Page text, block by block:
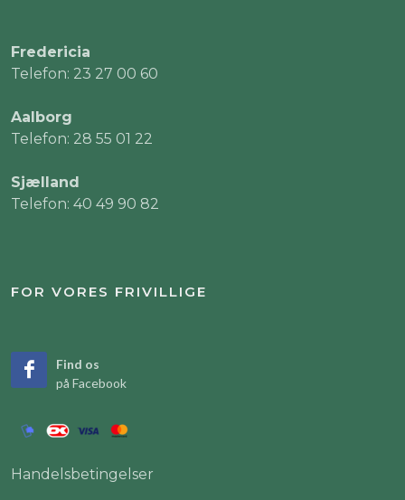
Fredericia
Telefon: 23 27 00 60
Aalborg
Telefon: 28 55 01 22
Sjælland
Telefon: 40 49 90 82
FOR VORES FRIVILLIGE
Find os
på Facebook
Handelsbetingelser